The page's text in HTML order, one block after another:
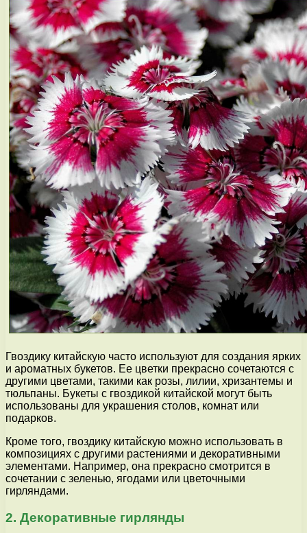
Гвоздику китайскую часто используют для создания ярких
и ароматных букетов. Ее цветки прекрасно сочетаются с
другими цветами, такими как розы, лилии, хризантемы и
тюльпаны. Букеты с гвоздикой китайской могут быть
использованы для украшения столов, комнат или
подарков.
Кроме того, гвоздику китайскую можно использовать в
композициях с другими растениями и декоративными
элементами. Например, она прекрасно смотрится в
сочетании с зеленью, ягодами или цветочными
гирляндами.
2. Декоративные гирлянды